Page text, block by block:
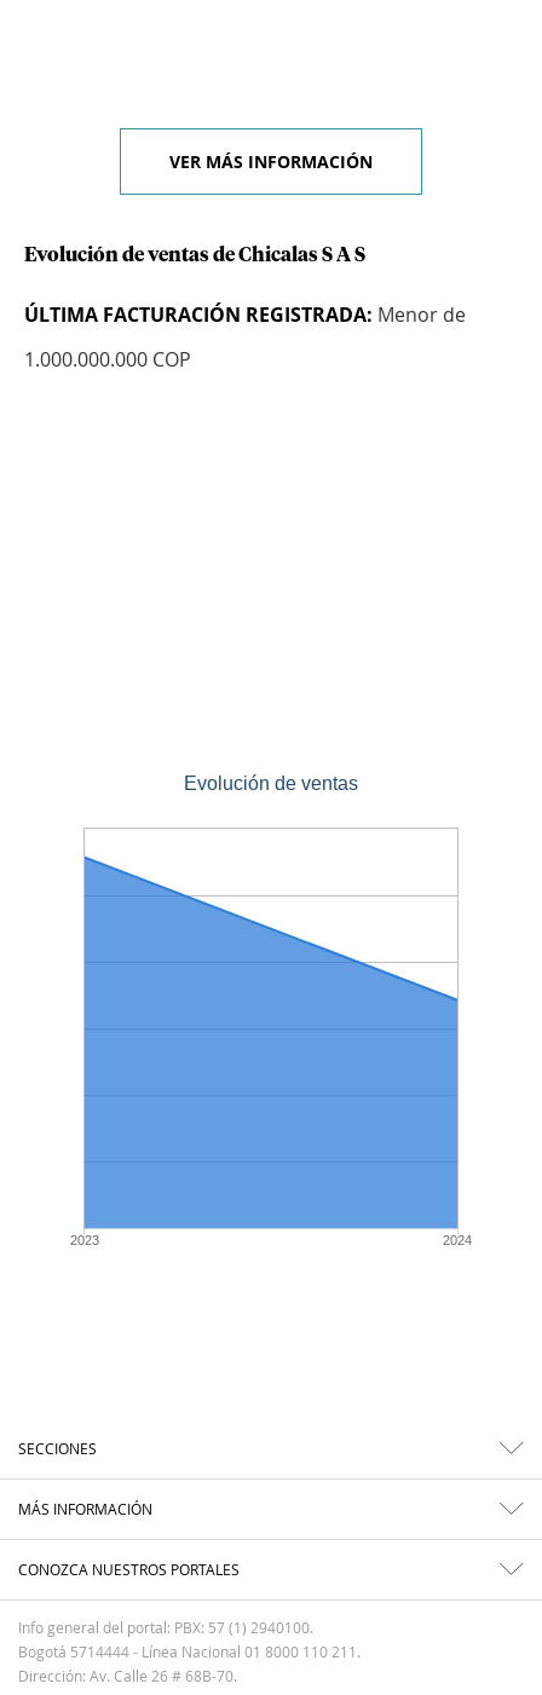
VER MÁS INFORMACIÓN
Evolución de ventas de Chicalas S A S
ÚLTIMA FACTURACIÓN REGISTRADA: Menor de
1.000.000.000 COP
Evolución de ventas
2023 2024
SECCIONES
MÁS INFORMACIÓN
CONOZCA NUESTROS PORTALES
Info general del portal: PBX: 57 (1) 2940100.
Bogotá 5714444 - Línea Nacional 01 8000 110 211.
Dirección: Av. Calle 26 # 68B-70.